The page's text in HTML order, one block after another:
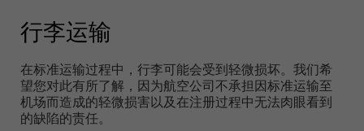
行李运输
在标准运输过程中，行李可能会受到轻微损坏。我们希
望您对此有所了解，因为航空公司不承担因标准运输至
机场而造成的轻微损害以及在注册过程中无法肉眼看到
的缺陷的责任。